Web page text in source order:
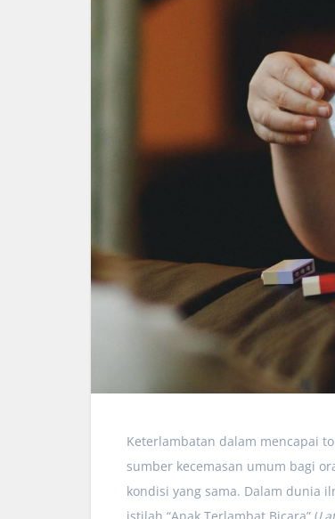
Keterlambatan dalam mencapai
sumber kecemasan umum bagi
kondisi yang sama. Dalam dunia
istilah “Anak Terlambat Bicara” (